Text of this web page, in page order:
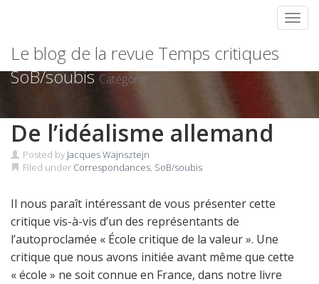
content
Le blog de la revue Temps critiques
SoB/soubisCatégorie
De l’idéalisme allemand
Posted by Jacques Wajnsztejn
Filed under Correspondances, SoB/soubis
Il nous paraît intéressant de vous présenter cette
critique vis-à-vis d’un des représentants de
l’autoproclamée « École critique de la valeur ». Une
critique que nous avons initiée avant même que cette
« école » ne soit connue en France, dans notre livre